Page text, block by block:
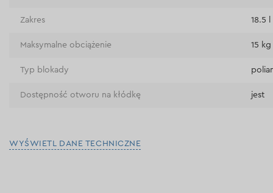
Zakres 18.5 l
Maksymalne obciążenie 15 kg
Typ blokady
Dostępność otworu na kłódkę jest
WYŚWIETL DANE TECHNICZNE